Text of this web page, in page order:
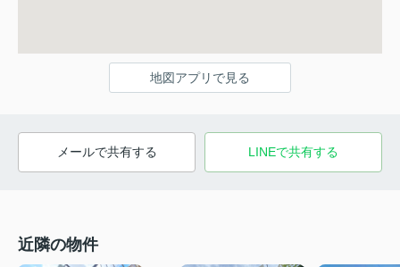
地図アプリで見る
メールで共有する LINEで共有する
近隣の物件